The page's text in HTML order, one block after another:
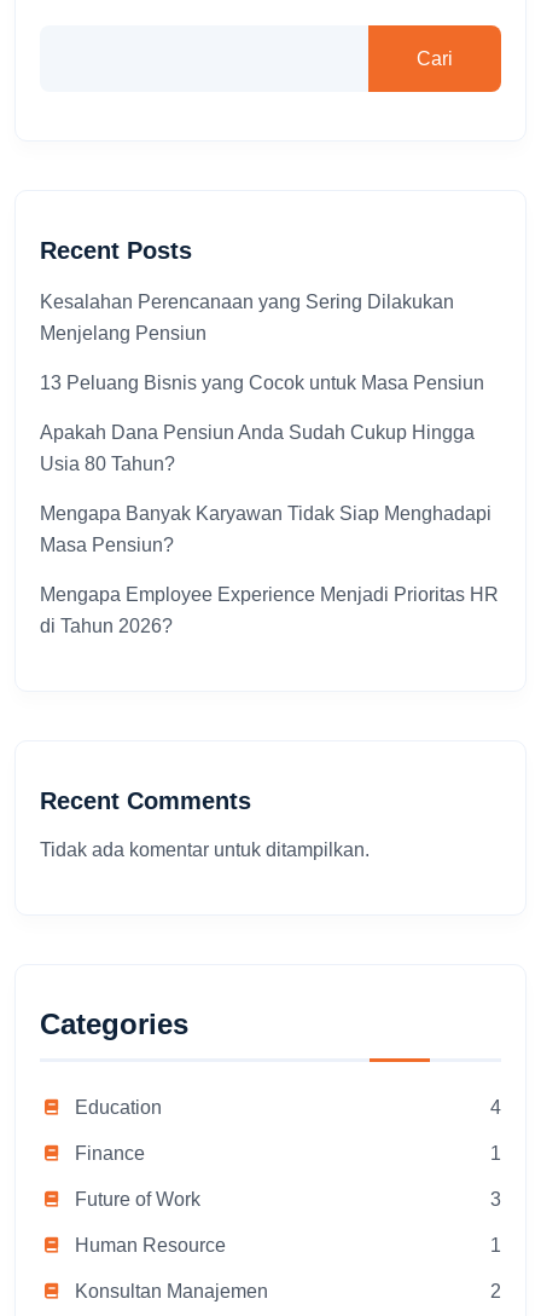
Cari
Recent Posts
Kesalahan Perencanaan yang Sering Dilakukan
Menjelang Pensiun
13 Peluang Bisnis yang Cocok untuk Masa Pensiun
Apakah Dana Pensiun Anda Sudah Cukup Hingga
Usia 80 Tahun?
Mengapa Banyak Karyawan Tidak Siap Menghadapi
Masa Pensiun?
Mengapa Employee Experience Menjadi Prioritas HR
di Tahun 2026?
Recent Comments
Tidak ada komentar untuk ditampilkan.
Categories
Education 4
Finance 1
Future of Work 3
Human Resource 1
Konsultan Manajemen 2